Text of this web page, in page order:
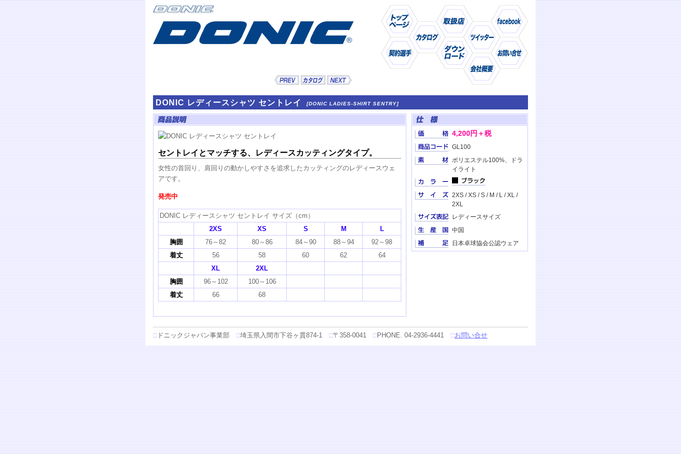
DONIC レディースシャツ セントレイ [DONIC LADIES-SHIRT SENTRY]
商品
セントレイとマッチする、レディースカッティングタイプ。
女性の首回り、肩回りの動かしやすさを追求したカッティングのレディースウェ
アです。
発売中
DONIC レディースシャツ セントレイ サイズ（cm）
2XS
XS S M
L
胸囲
76～82 80～86 84～90 88～94
92～98
着丈
56 58 60 62
64
XL
2XL
胸囲
96～102
100～106
着丈
66 68
仕様
4,200円＋税
GL100
ポリエステル100%、ドラ
イライト
2XS / XS / S / M / L / XL /
2XL
レディースサイズ
中国
日本卓球協会公認ウェア
□ ドニックジャパン事業部 □埼玉県入間市下谷ヶ貫874-1 □〒358-0041 □PHONE. 04-2936-4441 □お問い合せ